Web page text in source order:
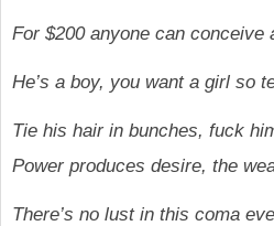
For $200 anyone can conceive
He’s a boy, you want a girl so
Tie his hair in bunches, fuck
Power produces desire, the
There’s no lust in this coma